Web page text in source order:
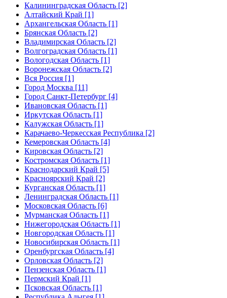
Калининградская Область [2]
Алтайский Край [1]
Архангельская Область [1]
Брянская Область [2]
Владимирская Область [2]
Волгоградская Область [1]
Вологодская Область [1]
Воронежская Область [2]
Вся Россия [1]
Город Москва [11]
Город Санкт-Петербург [4]
Ивановская Область [1]
Иркутская Область [1]
Калужская Область [1]
Карачаево-Черкесская Республика [2]
Кемеровская Область [4]
Кировская Область [2]
Костромская Область [1]
Краснодарский Край [5]
Красноярский Край [2]
Курганская Область [1]
Ленинградская Область [1]
Московская Область [6]
Мурманская Область [1]
Нижегородская Область [1]
Новгородская Область [1]
Новосибирская Область [1]
Оренбургская Область [4]
Орловская Область [2]
Пензенская Область [1]
Пермский Край [1]
Псковская Область [1]